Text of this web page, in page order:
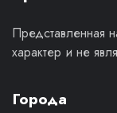
Представленная
характер и не
Города